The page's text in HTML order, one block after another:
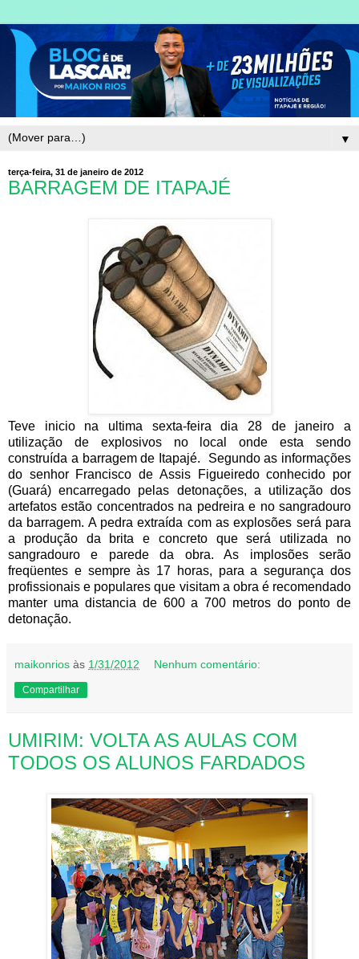
▼
terça-feira, 31 de janeiro de 2012
BARRAGEM DE ITAPAJÉ
Teve inicio na ultima sexta-feira dia 28 de janeiro a
utilização de explosivos no local onde esta sendo
construída a barragem de Itapajé. Segundo as informações
do senhor Francisco de Assis Figueiredo conhecido por
(Guará) encarregado pelas detonações, a utilização dos
artefatos estão concentrados na pedreira e no sangradouro
da barragem. A pedra extraída com as explosões será para
a produção da brita e concreto que será utilizada no
sangradouro e parede da obra. As implosões serão
freqüentes e sempre às 17 horas, para a segurança dos
profissionais e populares que visitam a obra é recomendado
manter uma distancia de 600 a 700 metros do ponto de
detonação.
maikonrios às 1/31/2012 Nenhum comentário:
Compartilhar
UMIRIM: VOLTA AS AULAS COM
TODOS OS ALUNOS FARDADOS